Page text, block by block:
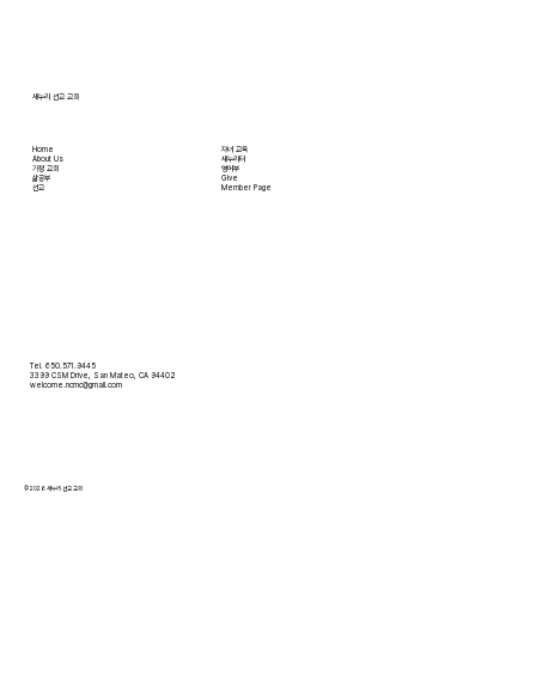
Home
About Us
​가정 교회
​삶공부
​선교
자녀 교육
새누리터
영어부
Give
Member Page
Tel. 650.571.9445
3399 CSM Drive, San Mateo, CA 94402
welcome.ncmc@gmail.com
© 2026 새누리 선교 교회
새누리 선교 교회